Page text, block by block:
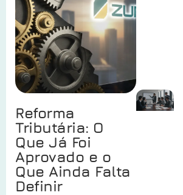
Reforma
Tributária: O
Que Já Foi
Aprovado e o
Que Ainda Falta
Definir